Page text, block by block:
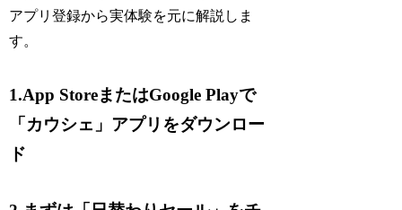
アプリ登録から実体験を元に解説しま
す。
1.App StoreまたはGoogle Playで
「カウシェ」アプリをダウンロー
ド